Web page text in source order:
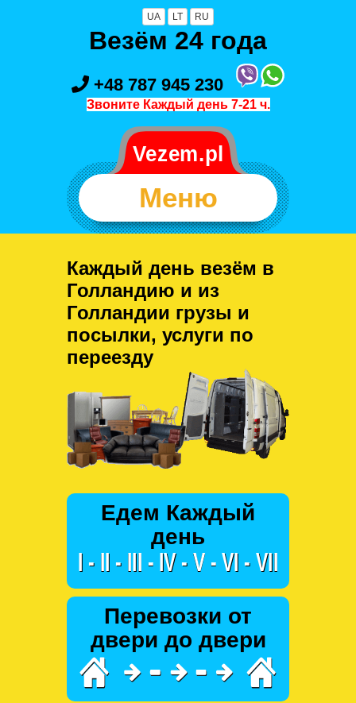
UA LT RU
Везём 24 года
+48 787 945 230
Звоните Каждый день 7-21 ч.
Меню
Каждый день везём в
Голландию и из
Голландии грузы и
посылки, услуги по
переезду
Едем Каждый
день
Перевозки от
двери до двери